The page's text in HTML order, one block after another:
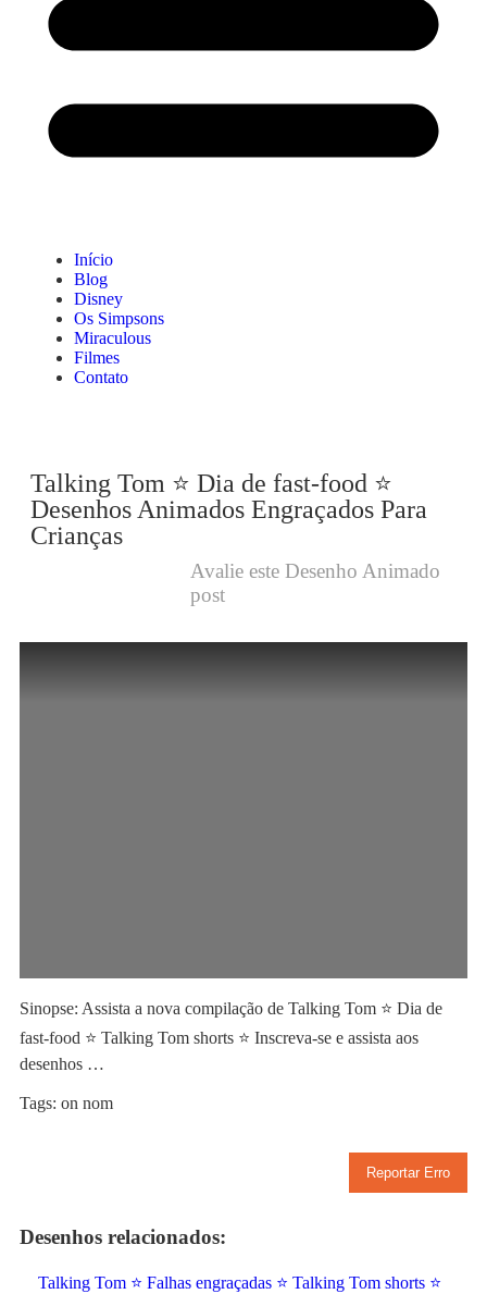
Início
Blog
Disney
Os Simpsons
Miraculous
Filmes
Contato
Talking Tom ⭐ Dia de fast-food ⭐
Desenhos Animados Engraçados Para
Crianças
Avalie este Desenho Animado
post
Sinopse: Assista a nova compilação de Talking Tom ⭐ Dia de
fast-food ⭐ Talking Tom shorts ⭐ Inscreva-se e assista aos
desenhos …
Tags: on nom
Reportar Erro
Desenhos relacionados:
Talking Tom ⭐ Falhas engraçadas ⭐ Talking Tom shorts ⭐